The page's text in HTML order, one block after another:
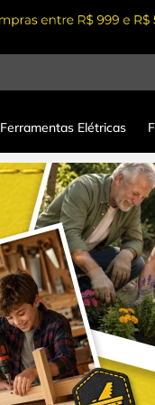
Ferramentas Elétricas